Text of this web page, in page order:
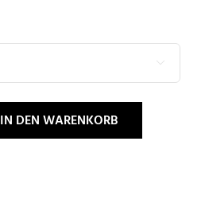

IN DEN WARENKORB